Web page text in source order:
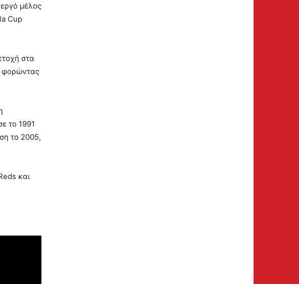
μέλος
Cup
στα
φορώντας
το 1991
το 2005,
και